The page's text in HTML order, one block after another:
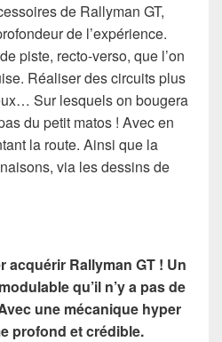
de Rallyman GT,
de l’expérience.
piste, recto-verso, que l’on
Réaliser des circuits plus
Sur lesquels on bougera
du petit matos ! Avec en
la route. Ainsi que la
via les dessins de
acquérir Rallyman GT ! Un
qu’il n’y a pas de
une mécanique hyper
profond et crédible.